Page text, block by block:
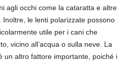
agli occhi come la cataratta e altre
le lenti polarizzate possono
utile per i cani che
vicino all’acqua o sulla neve. La
un altro fattore importante, poiché i